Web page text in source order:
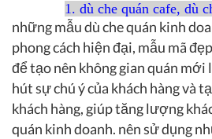
1. dù che quán cafe, dù
những mẫu dù che quán kinh
phong cách hiện đại, mẫu mã
để tạo nên không gian quán mới
hút sự chú ý của khách hàng và
khách hàng, giúp tăng lượng
quán kinh doanh. nên sử dụng